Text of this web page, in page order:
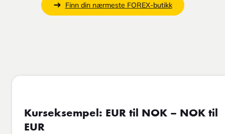
Finn din nærmeste FOREX-butikk
Kurseksempel: EUR til NOK – NOK til
EUR